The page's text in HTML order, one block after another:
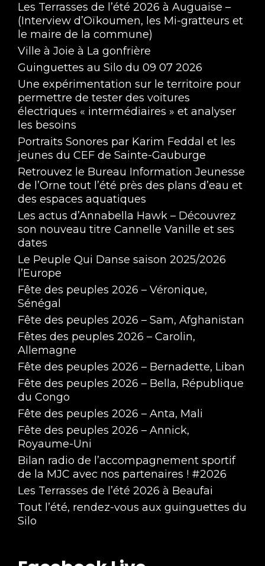
Les Terrasses de l’été 2026 à Auguaise –
(Interview d’Oïkoumen, les Mi-gratteurs et
le maire de la commune)
Ville à Joie à La gonfrière
Guinguettes au Silo du 09 07 2026
Une expérimentation sur le territoire pour
permettre de tester des voitures
électriques « intermédiaires » et analyser
les besoins
Portraits Sonores par Karim Feddal et les
jeunes du CEF de Sainte-Gauburge
Retrouvez le Bureau Information Jeunesse
de l’Orne tout l’été près des plans d’eau et
des espaces aquatiques
Les actus d’Annabella Hawk – Découvrez
son nouveau titre Cannelle Vanille et ses
dates
Le Peuple Qui Danse saison 2025/2026
l’Europe
Fête des peuples 2026 – Véronique,
Sénégal
Fête des peuples 2026 – Sam, Afghanistan
Fêtes des peuples 2026 – Carolin,
Allemagne
Fête des peuples 2026 – Bernadette, Liban
Fête des peuples 2026 – Bella, République
du Congo
Fête des peuples 2026 – Anta, Mali
Fête des peuples 2026 – Annick,
Royaume-Uni
Bilan radio de l’accompagnement sportif
de la MJC avec nos partenaires ! #2026
Les Terrasses de l’été 2026 à Beaufai
Tout l’été, rendez-vous aux guinguettes du
Silo